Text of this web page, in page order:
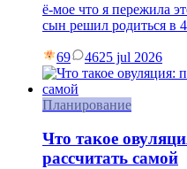
ё-мое что я пережила
сын решил родиться в
69 4625 jul 2026
Планирование
Что такое
рассчитать самой